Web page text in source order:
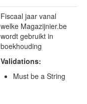
Fiscaal jaar vanal
welke Magazijnier.be
wordt gebruikt in
boekhouding
Validations:
Must be a String